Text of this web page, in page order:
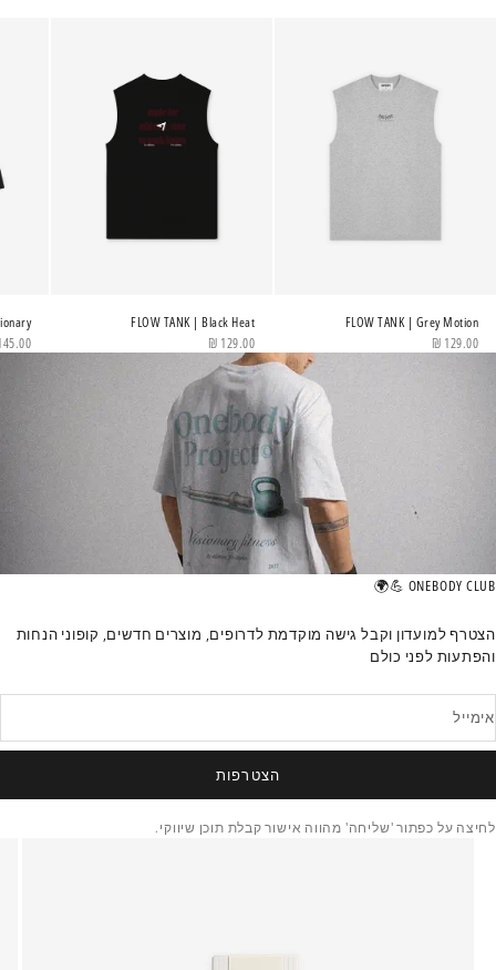
FLOW TANK | Grey Motion
מחיר מבצע
129.00 ₪
FLOW TANK | Black Heat
מחיר מבצע
129.00 ₪
₪
ONEBODY CLUB 💪🌍
הצטרף למועדון וקבל גישה מוקדמת לדרופים, מוצרים חדשים, קופוני הנחות
והפתעות לפני כולם
אימייל
הצטרפות
לחיצה על כפתור 'שליחה' מהווה אישור קבלת תוכן שיווקי.